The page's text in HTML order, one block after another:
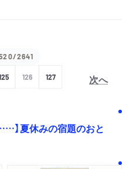
2641
126 127 次へ
】夏休みの宿題のおと